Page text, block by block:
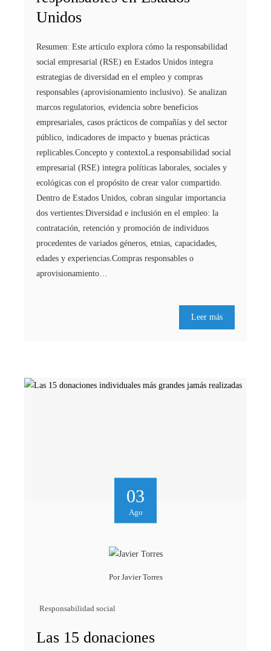
Unidos
Resumen: Este artículo explora cómo la responsabilidad
social empresarial (RSE) en Estados Unidos integra
estrategias de diversidad en el empleo y compras
responsables (aprovisionamiento inclusivo). Se analizan
marcos regulatorios, evidencia sobre beneficios
empresariales, casos prácticos de compañías y del sector
público, indicadores de impacto y buenas prácticas
replicables.Concepto y contextoLa responsabilidad social
empresarial (RSE) integra políticas laborales, sociales y
ecológicas con el propósito de crear valor compartido.
Dentro de Estados Unidos, cobran singular importancia
dos vertientes:Diversidad e inclusión en el empleo: la
contratación, retención y promoción de individuos
procedentes de variados géneros, etnias, capacidades,
edades y experiencias.Compras responsables o
aprovisionamiento…
Leer más
03
Ago
PorJavier Torres
Responsabilidad social
Las 15 donaciones